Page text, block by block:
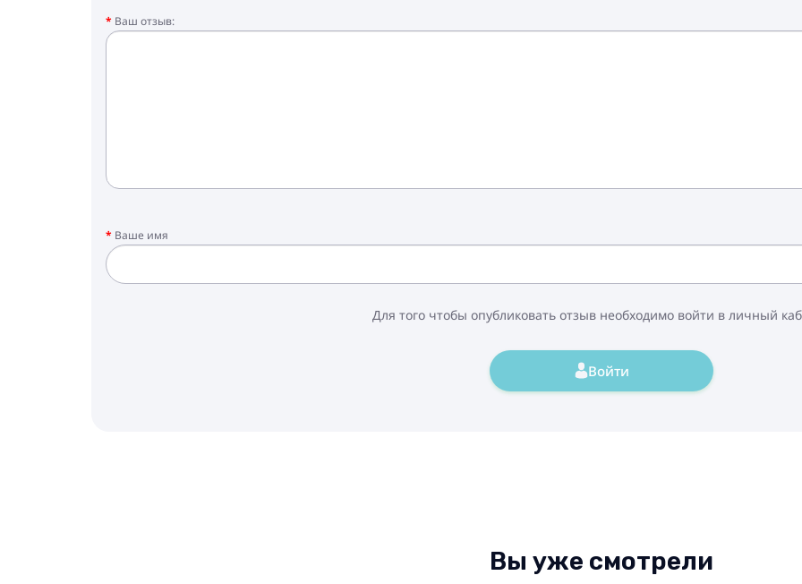
Ваш отзыв:
Ваше имя
Для того чтобы опубликовать отзыв необходимо войти в личный
Войти
Вы уже смотрели